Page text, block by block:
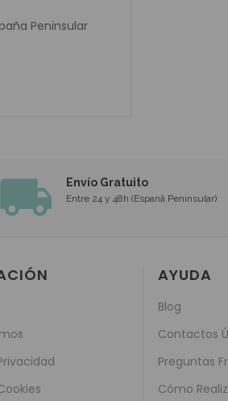
Peninsular
Envío Gratuito
Entre 24 y 48h (Espanã Peninsular)
AYUDA
Blog
Contactos
Preguntas
Cómo